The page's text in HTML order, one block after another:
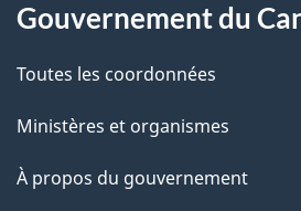
i
o
s
p
a
g
e
Gouvernement du
Toutes les coordonnées
Ministères et organismes
À propos du gouvernement